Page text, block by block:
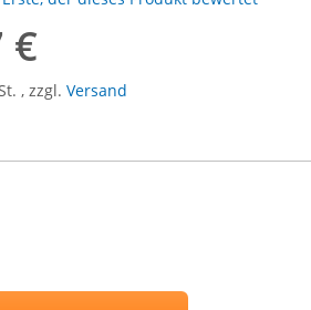
€
, zzgl.Versand